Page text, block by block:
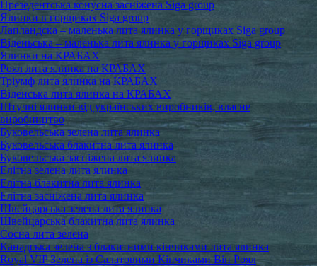
Презедентська конусна засніжена Siga group
Ялинки в горщиках Siga group
Лапландска – маленька лита ялинка у горщиках Siga group
Віденьська – маленька лита ялинка у горщиках Siga group
Ялинки на КРАБАХ
Роял лита ялинка на КРАБАХ
Тріумф лита ялинка на КРАБАХ
Віденська лита ялинка на КРАБАХ
Штучні ялинки від українських виробників, власне
виробництво
Буковельська зелена лита ялинка
Буковельська блакитна лита ялинка
Буковельська засніжена лита ялинка
Елітна зелена лита ялинка
Елітна блакитна лита ялинка
Елітна засніжена лита ялинка
Швейцарська зелена лита ялинка
Швейцарська блакитна лита ялинка
Сосна лита зелена
Канадська зелена з блакитними кінчиками лита ялинка
Royal VIP Зелена із Салатовими Кінчиками Віп Роял